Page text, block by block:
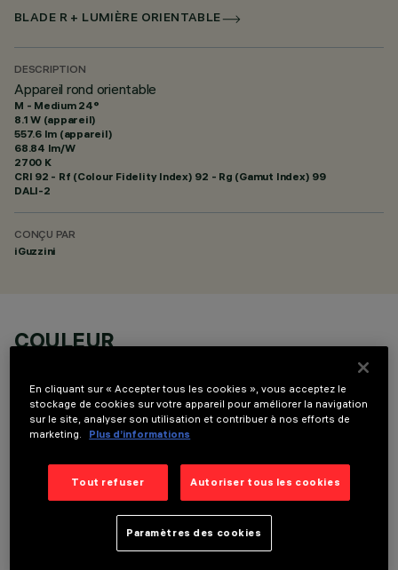
BLADE R + LUMIÈRE ORIENTABLE
DESCRIPTION
Appareil rond orientable
M - Medium 24°
8.1 W (appareil)
557.6 lm (appareil)
68.84 lm/W
2700 K
CRI 92 - Rf (Colour Fidelity Index) 92 - Rg (Gamut Index) 99
DALI-2
CONÇU PAR
iGuzzini
COULEUR
DONNÉES TECHNIQUES
En cliquant sur « Accepter tous les cookies », vous acceptez le
stockage de cookies sur votre appareil pour améliorer la navigation
sur le site, analyser son utilisation et contribuer à nos efforts de
marketing.
Plus d’informations
Tout refuser Autoriser tous les cookies
Paramètres des cookies